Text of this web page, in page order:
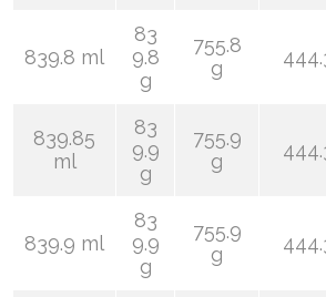
839.8 ml
83
9.8
g
755.8
g
839.85
ml
83
9.9
g
755.9
g
839.9 ml
83
9.9
g
755.9
g